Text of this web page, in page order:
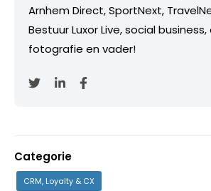
Arnhem Direct, SportNext,
Bestuur Luxor Live, social
fotografie en vader!
Categorie
CRM, Loyalty & CX